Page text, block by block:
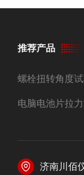
推荐产品
螺栓扭转角度
电脑电池片拉
济南川佰